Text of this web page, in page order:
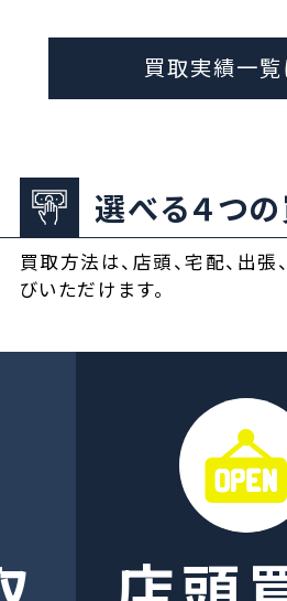
買取実績一覧
選べる４つ
買取方法は、店頭、宅配、出張
びいただけます。